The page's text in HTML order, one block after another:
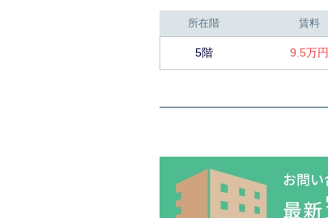
所在階 賃料
5階 9.5万円